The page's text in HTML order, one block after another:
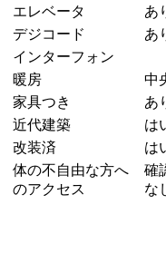
エレベータ
あ
デジコード
あ
インターフォン
暖房
中
家具つき
あ
近代建築
は
改装済
は
体の不自由な方へ
のアクセス
確
な